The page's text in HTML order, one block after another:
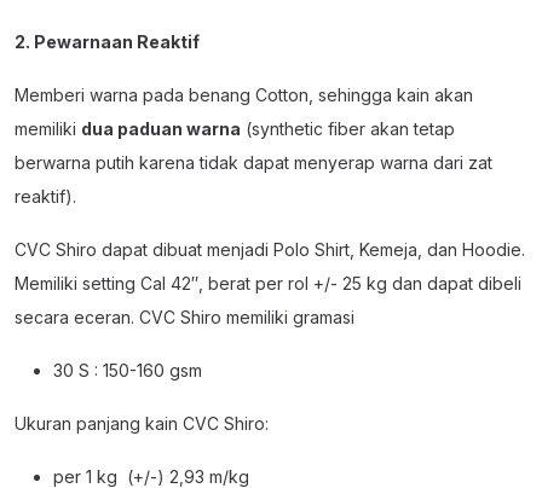
2. Pewarnaan Reaktif
Memberi warna pada benang Cotton, sehingga kain akan
memiliki dua paduan warna (synthetic fiber akan tetap
berwarna putih karena tidak dapat menyerap warna dari zat
reaktif).
CVC Shiro dapat dibuat menjadi Polo Shirt, Kemeja, dan Hoodie.
Memiliki setting Cal 42″, berat per rol +/- 25 kg dan dapat dibeli
secara eceran. CVC Shiro memiliki gramasi
30 S : 150-160 gsm
Ukuran panjang kain CVC Shiro:
per 1 kg (+/-) 2,93 m/kg